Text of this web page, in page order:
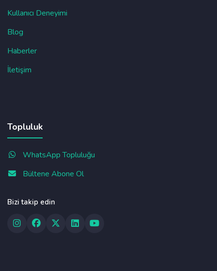
Kullanıcı Deneyimi
Blog
Haberler
İletişim
Topluluk
WhatsApp Topluluğu
Bültene Abone Ol
Bizi takip edin